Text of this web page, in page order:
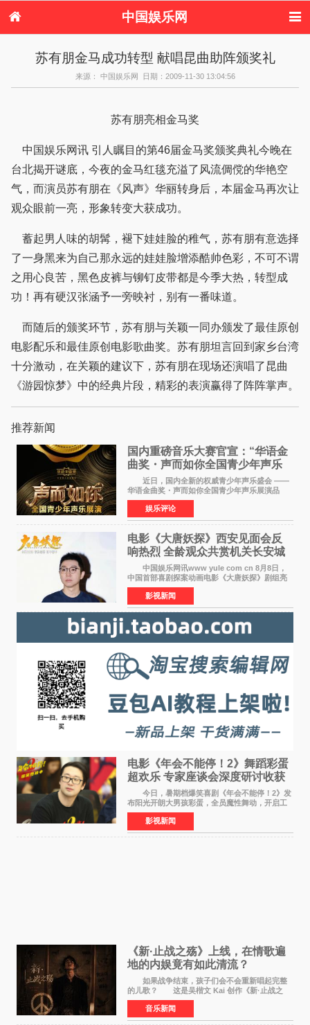
中国娱乐网
港台娱乐
日本娱乐 韩国娱乐
欧美娱乐
音乐新闻 影视新闻
内地明星八卦
八卦
苏有朋金马成功转型 献唱昆曲助阵颁奖礼
来源： 中国娱乐网 日期：2009-11-30 13:04:56
苏有朋亮相金马奖
中国娱乐网讯 引人瞩目的第46届金马奖颁奖典礼今晚在
台北揭开谜底，今夜的金马红毯充溢了风流倜傥的华艳空
气，而演员苏有朋在《风声》华丽转身后，本届金马再次让
观众眼前一亮，形象转变大获成功。
蓄起男人味的胡髯，褪下娃娃脸的稚气，苏有朋有意选择
了一身黑来为自己那永远的娃娃脸增添酷帅色彩，不可不谓
之用心良苦，黑色皮裤与铆钉皮带都是今季大热，转型成
功！再有硬汉张涵予一旁映衬，别有一番味道。
而随后的颁奖环节，苏有朋与关颖一同办颁发了最佳原创
电影配乐和最佳原创电影歌曲奖。苏有朋坦言回到家乡台湾
十分激动，在关颖的建议下，苏有朋在现场还演唱了昆曲
《游园惊梦》中的经典片段，精彩的表演赢得了阵阵掌声。
推荐新闻
国内重磅音乐大赛官宣：“华语金
曲奖・声而如你全国青少年声乐
展演” 正式启幕，阿沁出任明星总
评审
近日，国内全新的权威青少年声乐盛会 ——
华语金曲奖・声而如你全国青少年声乐展演品
牌，在湖南长沙隆重举行官宣，国内又一高规格
青少年声乐赛事全面启航。 本赛事由寰宇声
扬联合华语金曲
娱乐评论
电影《大唐妖探》西安见面会反
响热烈 全龄观众共赏机关长安城
中国娱乐网讯www yule com cn 8月8日，
中国首部喜剧探案动画电影《大唐妖探》剧组亮
相西安，举办线下见面会活动。导演程腾、联合
导演黄珉、总制片人曹紫建、制片人李莹莹、领
衔声音出演雷淞然
影视新闻
电影《年会不能停！2》舞蹈彩蛋
超欢乐 专家座谈会深度研讨收获
满满
今日，暑期档爆笑喜剧《年会不能停！2》发
布阳光开朗大男孩彩蛋，全员魔性舞动，开启工
位狂欢模式。影片于昨日同步举办专家座谈会，
导演董润年、总制片人应萝佳出席现场，与一众
业内、学界专家
影视新闻
《新·止战之殇》上线，在情歌遍
地的内娱竟有如此清流？
如果战争结束，孩子们会不会重新唱起完整
的儿歌？ 这是吴楷文 Kai 创作《新·止战之
殇》时最初的想法。 从伊朗相关冲突引发的
地区局势，到世界各地仍在发生的动荡与不安，
战争从来不只
音乐新闻